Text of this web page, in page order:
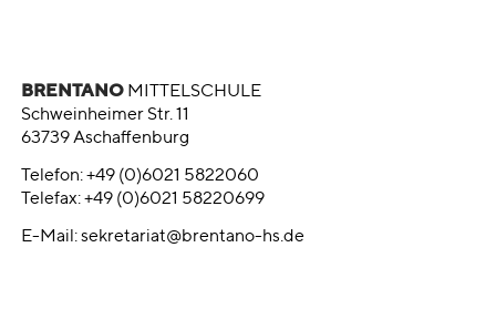
BRENTANOMITTELSCHULE
Schweinheimer Str. 11
63739 Aschaffenburg
Telefon: +49 (0)6021 5822060
Telefax: +49 (0)6021 58220699
E-Mail:sekretariat@brentano-hs.de